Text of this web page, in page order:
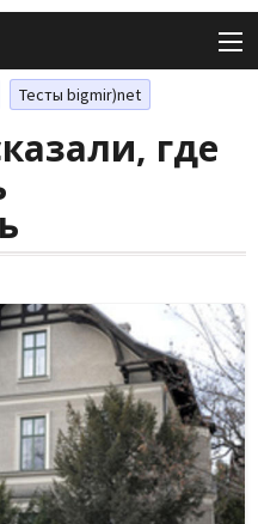
Тесты bigmir)net
где